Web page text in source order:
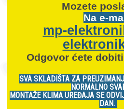
Mozete
Na e-
mp-
Odgovor ćete
SVA SKLADIŠTA ZA
NORMALNO
MONTAŽE KLIMA UREĐAJA SE
DAN.